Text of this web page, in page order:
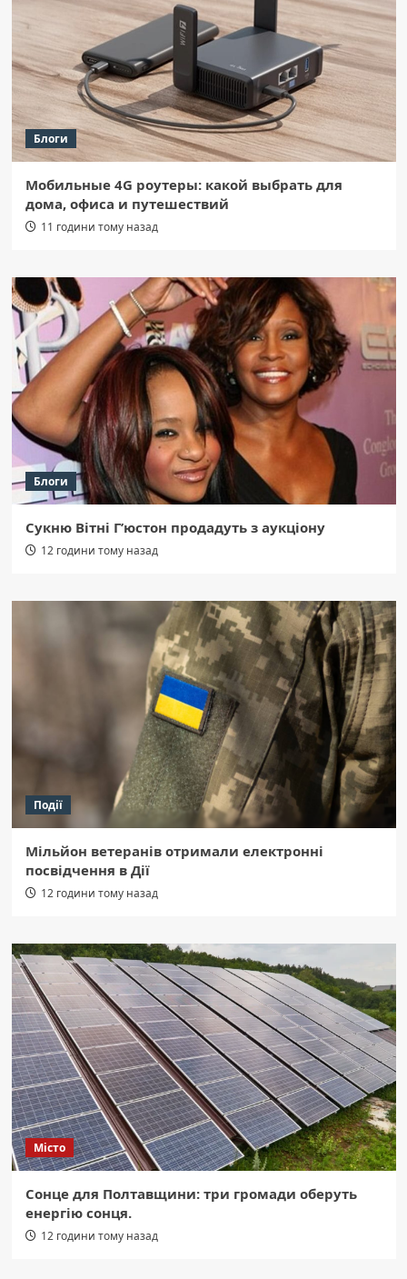
Блоги
Мобильные 4G роутеры: какой выбрать для
дома, офиса и путешествий
11 години тому назад
Блоги
Сукню Вітні Г’юстон продадуть з аукціону
12 години тому назад
Події
Мільйон ветеранів отримали електронні
посвідчення в Дії
12 години тому назад
Місто
Сонце для Полтавщини: три громади оберуть
енергію сонця.
12 години тому назад